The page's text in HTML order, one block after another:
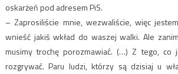
oskarżeń pod adresem PiS.
– Zaprosiliście mnie, wezwaliście, więc
wnieść jakiś wkład do waszej walki. Ale
musimy trochę porozmawiać. (…) Z tego, co
rozgrywać. Paru ludzi, którzy są dzisiaj u